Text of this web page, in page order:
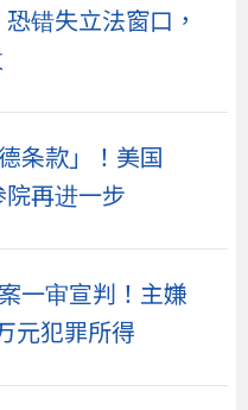
恐错失立法窗口，
条款」！美国
院再进一步
一审宣判！主嫌
元犯罪所得